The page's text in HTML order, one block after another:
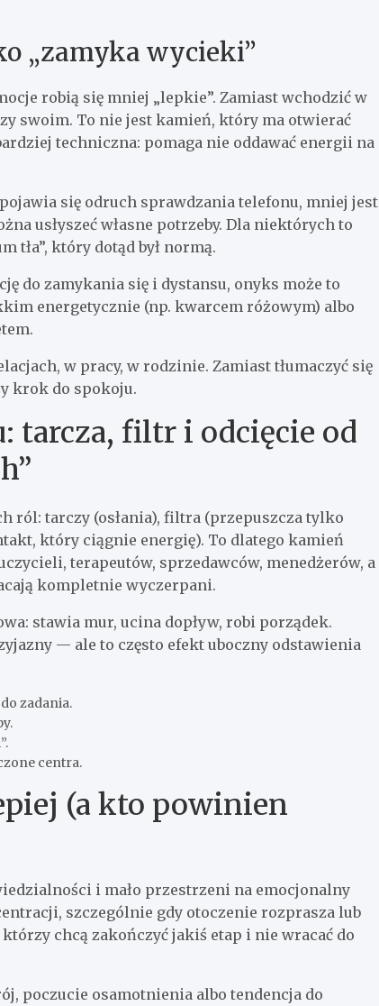
„zamyka wycieki”
robią się mniej „lepkie”. Zamiast wchodzić w
swoim. To nie jest kamień, który ma otwierać
techniczna: pomaga nie oddawać energii na
się odruch sprawdzania telefonu, mniej jest
usłyszeć własne potrzeby. Dla niektórych to
tła”, który dotąd był normą.
do zamykania się i dystansu, onyks może to
energetycznie (np. kwarcem różowym) albo
w pracy, w rodzinie. Zamiast tłumaczyć się
krok do spokoju.
tarcza, filtr i odcięcie od
ról: tarczy (osłania), filtra (przepuszcza tylko
który ciągnie energię). To dlatego kamień
terapeutów, sprzedawców, menedżerów, a
kompletnie wyczerpani.
stawia mur, ucina dopływ, robi porządek.
— ale to często efekt uboczny odstawienia
zadania.
centra.
(a kto powinien
i mało przestrzeni na emocjonalny
szczególnie gdy otoczenie rozprasza lub
chcą zakończyć jakiś etap i nie wracać do
poczucie osamotnienia albo tendencja do